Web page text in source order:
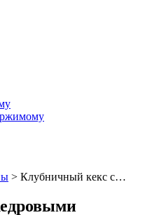
> Клубничный кекс с…